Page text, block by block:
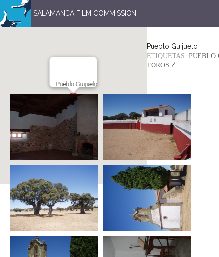
SALAMANCA FILM COMMISSION
Pueblo Guijuelo
Pueblo Guijuelo
ETIQUETAS: PUEBLO
TOROS /